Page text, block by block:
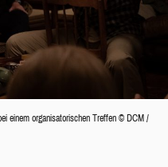
einem organisatorischen Treffen © DCM /